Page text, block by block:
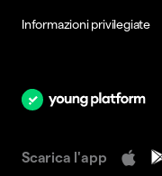
Informazioni privilegiate
Scarica l'app